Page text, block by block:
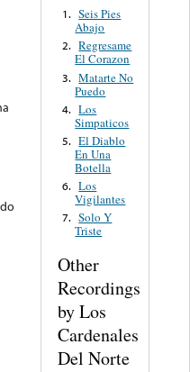
1. Seis Pies
Abajo
2. Regresame
El Corazon
3. Matarte No
Puedo
4. Los
Simpaticos
5. El Diablo
En Una
Botella
6. Los
Vigilantes
7. Solo Y
Triste
Other
Recordings
by Los
Cardenales
Del Norte